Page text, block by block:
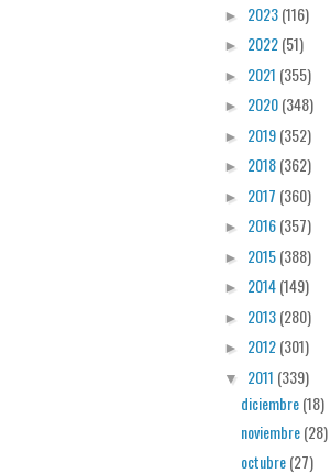
► 2023(116)
► 2022(51)
► 2021 (355)
► 2020(348)
► 2019(352)
► 2018(362)
► 2017 (360)
► 2016(357)
► 2015(388)
► 2014(149)
► 2013(280)
► 2012(301)
▼ 2011 (339)
diciembre(18)
noviembre(28)
octubre(27)